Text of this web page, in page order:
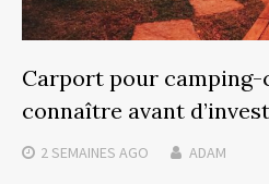
Carport pour camping-
connaître avant
2 SEMAINES AGO ADAM